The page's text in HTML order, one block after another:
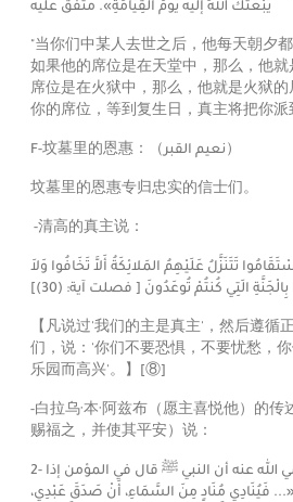
يَبْعَثَكَ اللهُ إلَيه يَومَ القِيَامَةِ». متفق عليه
"当你们中某人去世之后，他每天朝夕
如果他的席位是在天堂中，那么，他
席位是在火狱中，那么，他就是火狱
你的席位，等到复生日，真主将把你派
F-坟墓里的恩惠：（نعيم القبر ）
坟墓里的恩惠专归忠实的信士们。
 -清高的真主说：
تَتَنَزَّلُ عَلَيْهِمُ المَلائِكَةُ أَلاَّ تَخَافُوا وَلاَ
بِالْجَنَّةِ الَتِي كُنتُمْ تُوعَدُونَ [ فصلت آية: (30)
]
【凡说过'我们的主是真主'，然后遵循
们，说：'你们不要恐惧，不要忧愁，
乐园而高兴'。】
[⑧]
-白拉乌·本·阿兹布（愿主喜悦他）的
赐福之，并使其平安）说：
الله عنه أن النبي ﷺ‬ قال في المؤمن إذا
«... فَيُنَادِي مُنَادٍ مِنَ السَّمَاءِ، أَنْ صَدَقَ عَبْدِي،